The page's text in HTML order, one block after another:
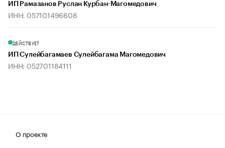
ИП Рамазанов Руслан Курбан-Магомедович
ИНН: 057101496608
ДЕЙСТВУЕТ
ИП Сулейбагамаев Сулейбагама Магомедович
ИНН: 052701184111
О проекте